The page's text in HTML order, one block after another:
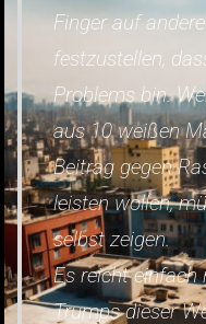
Finger auf
festzustellen,
Problems bin.
aus 10 weißen
Beitrag gegen
leisten wollen,
selbst zeigen.
Es reicht einfach
Trumps dieser